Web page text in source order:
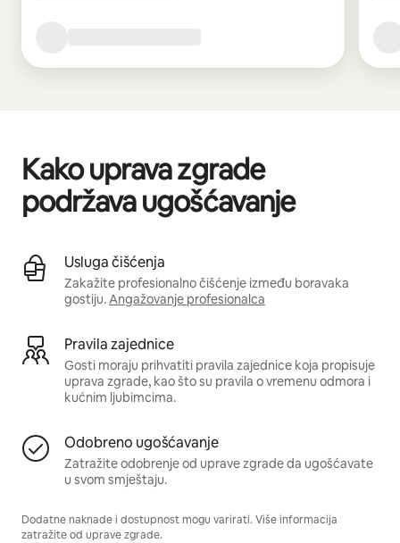
Kako uprava zgrade
podržava ugošćavanje
Usluga čišćenja
Zakažite profesionalno čišćenje između boravaka
gostiju.Angažovanje profesionalca
Pravila zajednice
Gosti moraju prihvatiti pravila zajednice koja propisuje
uprava zgrade, kao što su pravila o vremenu odmora i
kućnim ljubimcima.
Odobreno ugošćavanje
Zatražite odobrenje od uprave zgrade da ugošćavate
u svom smještaju.
Dodatne naknade i dostupnost mogu varirati. Više informacija
zatražite od uprave zgrade.